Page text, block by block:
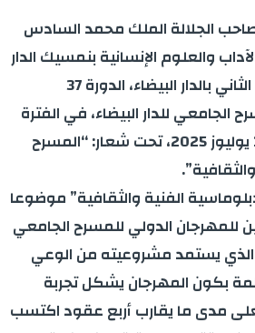
الجلالة الملك محمد السادس
والعلوم الإنسانية بنمسيك الدار
البيضاء، جامعة الحسن الثاني بالدار البيضاء، الدورة 37
الجامعي للدار البيضاء، في الفترة
الممتدة من 10 إلى 15 يوليوز 2025، تحت شعار: “المسرح
الفنية والثقافية” موضوعا
للمهرجان الدولي للمسرح الجامعي
والذي يستمد مشروعيته من الوعي
بكون المهرجان يشكل تجربة
مدى ما يقارب أربع عقود اكتسب